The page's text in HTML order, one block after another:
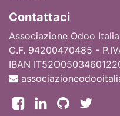
Contattaci
Associazione Odoo Italia
C.F. 94200470485 -
IBAN